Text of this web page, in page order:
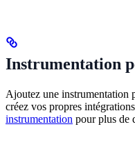
Instrumentation
Ajoutez une instrumentation
créez vos propres
instrumentation pour plus de